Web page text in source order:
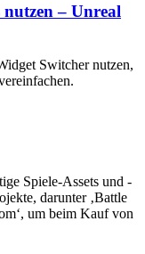
– Unreal
Switcher nutzen,
Spiele-Assets und -
darunter ‚Battle
um beim Kauf von